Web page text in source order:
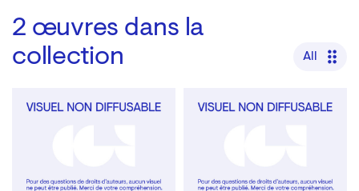
2 œuvres dans la
collection
All